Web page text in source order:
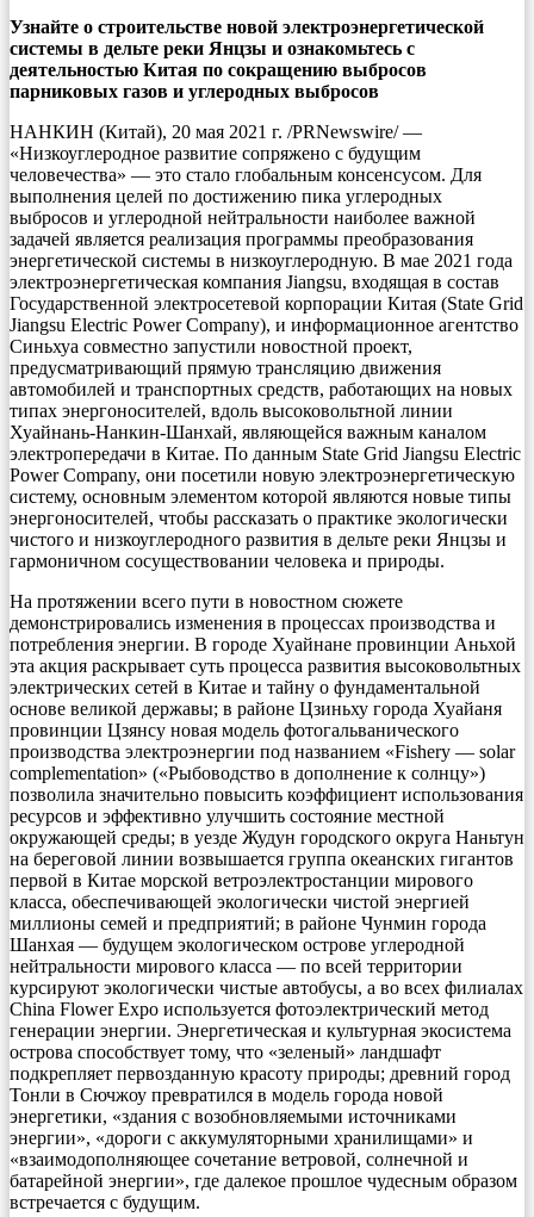
Узнайте о строительстве новой электроэнергетической
системы в дельте реки Янцзы и ознакомьтесь с
деятельностью Китая по сокращению выбросов
парниковых газов и углеродных выбросов
НАНКИН (Китай), 20 мая 2021 г. /PRNewswire/ —
«Низкоуглеродное развитие сопряжено с будущим
человечества» — это стало глобальным консенсусом. Для
выполнения целей по достижению пика углеродных
выбросов и углеродной нейтральности наиболее важной
задачей является реализация программы преобразования
энергетической системы в низкоуглеродную. В мае 2021 года
электроэнергетическая компания Jiangsu, входящая в состав
Государственной электросетевой корпорации Китая (State Grid
Jiangsu Electric Power Company), и информационное агентство
Синьхуа совместно запустили новостной проект,
предусматривающий прямую трансляцию движения
автомобилей и транспортных средств, работающих на новых
типах энергоносителей, вдоль высоковольтной линии
Хуайнань-Нанкин-Шанхай, являющейся важным каналом
электропередачи в Китае. По данным State Grid Jiangsu Electric
Power Company, они посетили новую электроэнергетическую
систему, основным элементом которой являются новые типы
энергоносителей, чтобы рассказать о практике экологически
чистого и низкоуглеродного развития в дельте реки Янцзы и
гармоничном сосуществовании человека и природы.
На протяжении всего пути в новостном сюжете
демонстрировались изменения в процессах производства и
потребления энергии. В городе Хуайнане провинции Аньхой
эта акция раскрывает суть процесса развития высоковольтных
электрических сетей в Китае и тайну о фундаментальной
основе великой державы; в районе Цзиньху города Хуайаня
провинции Цзянсу новая модель фотогальванического
производства электроэнергии под названием «Fishery — solar
complementation» («Рыбоводство в дополнение к солнцу»)
позволила значительно повысить коэффициент использования
ресурсов и эффективно улучшить состояние местной
окружающей среды; в уезде Жудун городского округа Наньтун
на береговой линии возвышается группа океанских гигантов
первой в Китае морской ветроэлектростанции мирового
класса, обеспечивающей экологически чистой энергией
миллионы семей и предприятий; в районе Чунмин города
Шанхая — будущем экологическом острове углеродной
нейтральности мирового класса — по всей территории
курсируют экологически чистые автобусы, а во всех филиалах
China Flower Expo используется фотоэлектрический метод
генерации энергии. Энергетическая и культурная экосистема
острова способствует тому, что «зеленый» ландшафт
подкрепляет первозданную красоту природы; древний город
Тонли в Сючжоу превратился в модель города новой
энергетики, «здания с возобновляемыми источниками
энергии», «дороги с аккумуляторными хранилищами» и
«взаимодополняющее сочетание ветровой, солнечной и
батарейной энергии», где далекое прошлое чудесным образом
встречается с будущим.